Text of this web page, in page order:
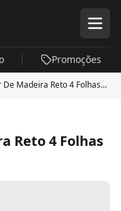
Promoções
Madeira Reto 4 Folhas
Reto 4 Folhas